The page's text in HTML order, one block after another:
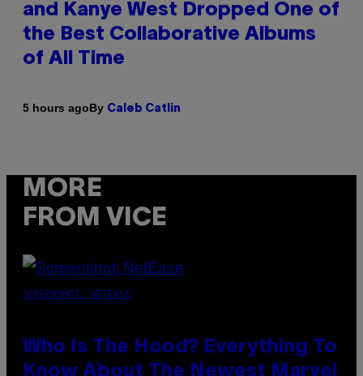
and Kanye West Dropped One of
the Best Collaborative Albums
of All Time
5 hours agoBy Caleb Catlin
MORE
FROM VICE
SCREENSHOT: NETEASE
Who Is The Hood? Everything To
Know About The Newest Marvel